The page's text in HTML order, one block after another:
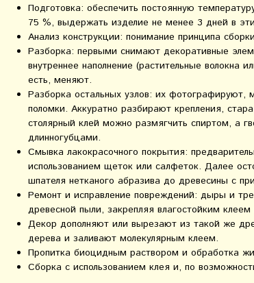
Подготовка: обеспечить постоянную
75 %, выдержать изделие не менее 3 дней в
Анализ конструкции: понимание принципа
Разборка: первыми снимают декоративные
внутреннее наполнение (растительные волокна
есть, меняют.
Разборка остальных узлов: их
поломки. Аккуратно разбирают крепления,
столярный клей можно размягчить спиртом, а
длинногубцами.
Смывка лакокрасочного покрытия:
использованием щеток или салфеток. Далее
шпателя нетканого абразива до древесины с
Ремонт и исправление повреждений: дыры и
древесной пыли, закрепляя влагостойким
Декор дополняют или вырезают из такой же
дерева и заливают молекулярным клеем.
Пропитка биоцидным раствором и обработка
Сборка с использованием клея и, по